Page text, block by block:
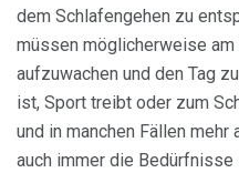
dem Schlafengehen zu
müssen möglicherweise am
aufzuwachen und den Tag
ist, Sport treibt oder zum
und in manchen Fällen
auch immer die